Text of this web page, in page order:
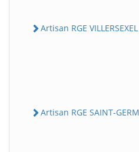
Artisan RGE VILLERSEXEL
Artisan RGE SAINT-